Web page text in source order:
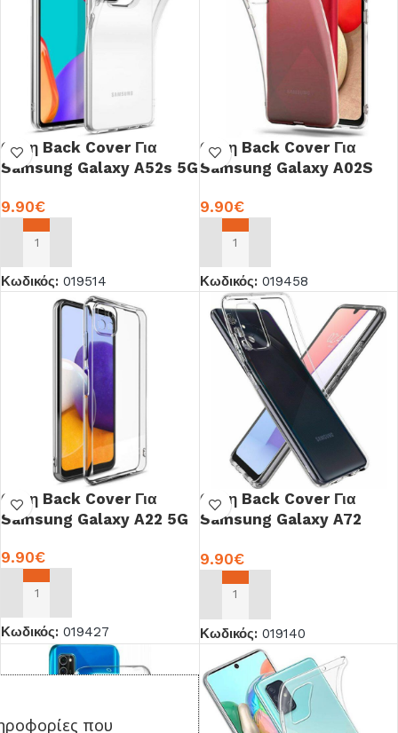
Θήκη Back Cover Για
Samsung Galaxy A52s 5G
9.90€
ΠΡΟΣΘΉΚΗ ΣΤΟ ΚΑΛΆΘΙ
Κωδικός: 019514
Θήκη Back Cover Για
Samsung Galaxy A02S
9.90€
ΠΡΟΣΘΉΚΗ ΣΤΟ ΚΑΛΆΘΙ
Κωδικός: 019458
Θήκη Back Cover Για
Samsung Galaxy A22 5G
9.90€
ΠΡΟΣΘΉΚΗ ΣΤΟ ΚΑΛΆΘΙ
Κωδικός: 019427
Θήκη Back Cover Για
Samsung Galaxy A72
9.90€
ΠΡΟΣΘΉΚΗ ΣΤΟ ΚΑΛΆΘΙ
Κωδικός: 019140
που